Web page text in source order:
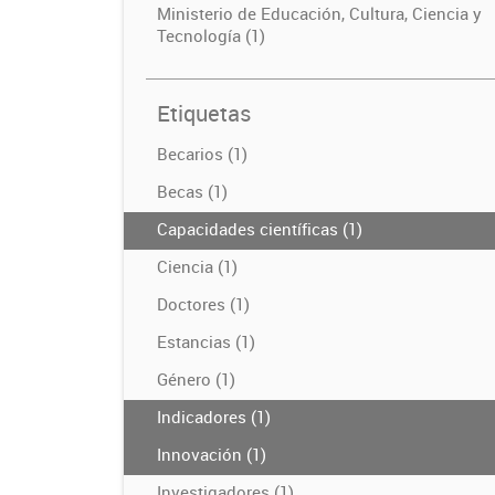
Ministerio de Educación, Cultura, Ciencia y
Tecnología (1)
Etiquetas
Becarios (1)
Becas (1)
Capacidades científicas (1)
Ciencia (1)
Doctores (1)
Estancias (1)
Género (1)
Indicadores (1)
Innovación (1)